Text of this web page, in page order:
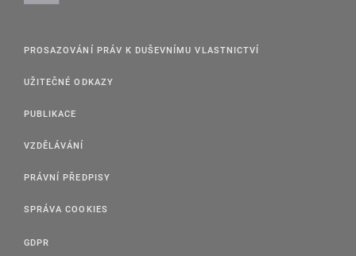
PROSAZOVÁNÍ PRÁV K DUŠEVNÍMU VLASTNICTVÍ
UŽITEČNÉ ODKAZY
PUBLIKACE
VZDĚLÁVÁNÍ
PRÁVNÍ PŘEDPISY
SPRÁVA COOKIES
GDPR